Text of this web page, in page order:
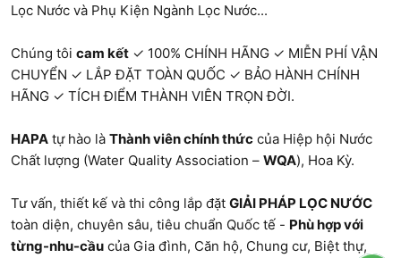
Lọc Nước và Phụ Kiện Ngành Lọc Nước...
Chúng tôi cam kết ✓ 100% CHÍNH HÃNG ✓ MIỄN PHÍ VẬN
CHUYỂN ✓ LẮP ĐẶT TOÀN QUỐC ✓ BẢO HÀNH CHÍNH
HÃNG ✓ TÍCH ĐIỂM THÀNH VIÊN TRỌN ĐỜI.
HAPA tự hào là Thành viên chính thức của Hiệp hội Nước
Chất lượng (Water Quality Association – WQA), Hoa Kỳ.
Tư vấn, thiết kế và thi công lắp đặt GIẢI PHÁP LỌC NƯỚC
toàn diện, chuyên sâu, tiêu chuẩn Quốc tế - Phù hợp với
từng-nhu-cầu của Gia đình, Căn hộ, Chung cư, Biệt thự,